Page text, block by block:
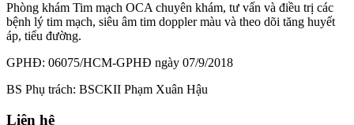
Phòng khám Tim mạch OCA chuyên khám, tư vấn và điều trị các
bệnh lý tim mạch, siêu âm tim doppler màu và theo dõi tăng huyết
áp, tiểu đường.
GPHĐ: 06075/HCM-GPHĐ ngày 07/9/2018
BS Phụ trách: BSCKII Phạm Xuân Hậu
Liên hệ